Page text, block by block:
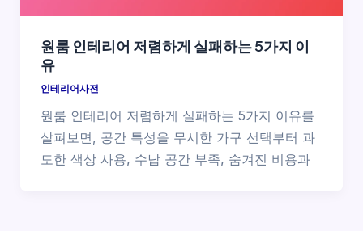
원룸 인테리어 저렴하게 실패하는 5가지 이
유
인테리어사전
원룸 인테리어 저렴하게 실패하는 5가지 이유를
살펴보면, 공간 특성을 무시한 가구 선택부터 과
도한 색상 사용, 수납 공간 부족, 숨겨진 비용과